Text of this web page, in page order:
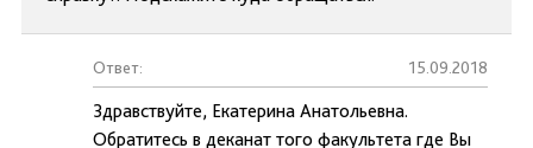
Ответ: 15.09.2018
Здравствуйте, Екатерина Анатольевна.
Обратитесь в деканат того факультета где Вы